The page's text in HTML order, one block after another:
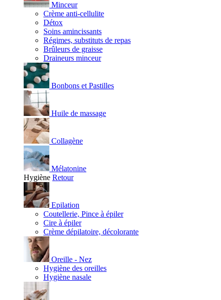
Minceur
Crème anti-cellulite
Détox
Soins amincissants
Régimes, substituts de repas
Brûleurs de graisse
Draineurs minceur
Bonbons et Pastilles
Huile de massage
Collagène
Mélatonine
Hygiène Retour
Epilation
Coutellerie, Pince à épiler
Cire à épiler
Crème dépilatoire, décolorante
Oreille - Nez
Hygiène des oreilles
Hygiène nasale